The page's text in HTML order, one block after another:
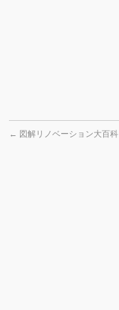
← 図解リノベーション大百科